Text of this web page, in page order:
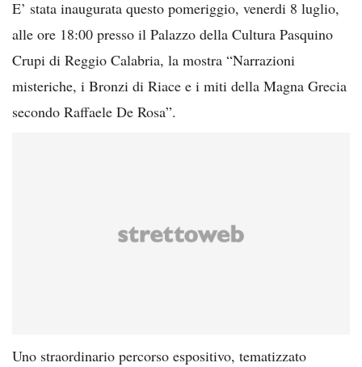
E’ stata inaugurata questo pomeriggio, venerdi 8 luglio,
alle ore 18:00 presso il Palazzo della Cultura Pasquino
Crupi di Reggio Calabria, la mostra “Narrazioni
misteriche, i Bronzi di Riace e i miti della Magna Grecia
secondo Raffaele De Rosa”.
Uno straordinario percorso espositivo, tematizzato